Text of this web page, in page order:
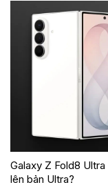
Galaxy Z Fold8
lên bản Ultra?